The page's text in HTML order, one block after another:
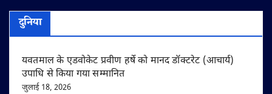
दुनिया
यवतमाल के एडवोकेट प्रवीण हर्षे को मानद डॉक्टरेट (आचार्य)
उपाधि से किया गया सम्मानित
जुलाई 18, 2026